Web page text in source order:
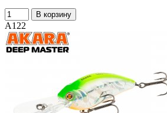
В корзину
A122